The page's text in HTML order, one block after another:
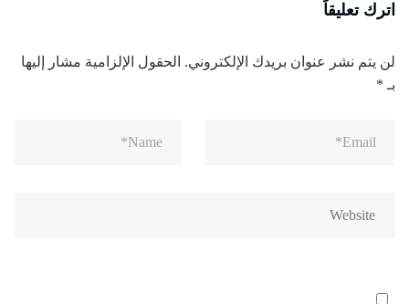
اترك تعليقاً
لن يتم نشر عنوان بريدك الإلكتروني. الحقول الإلزامية مشار إليها
بـ *